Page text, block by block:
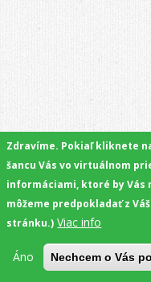
Zdravíme. Pokiaľ kliknete
šancu Vás vo virtuálnom
informáciami, ktoré by Vás
môžeme predpokladať z
stránku.) Viac info
Áno Nechcem o Vás